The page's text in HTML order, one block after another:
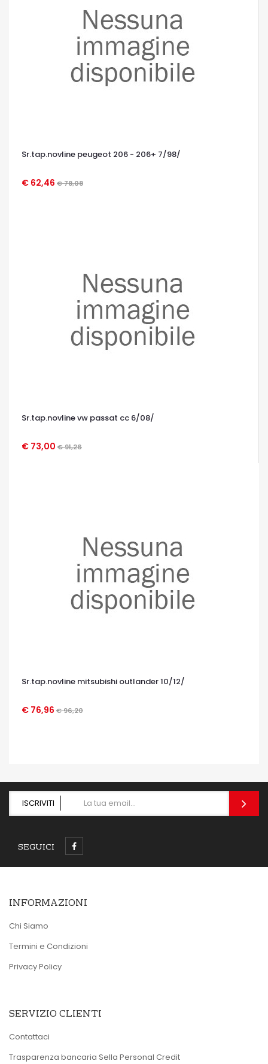
Sr.tap.novline peugeot 206 - 206+ 7/98/
€ 62,46 € 78,08
OCCHIATA VELOCE
Sr.tap.novline vw passat cc 6/08/
€ 73,00 € 91,26
OCCHIATA VELOCE
Sr.tap.novline mitsubishi outlander 10/12/
€ 76,96 € 96,20
OCCHIATA VELOCE
ISCRIVITI
SEGUICI
INFORMAZIONI
Chi Siamo
Termini e Condizioni
Privacy Policy
SERVIZIO CLIENTI
Contattaci
Trasparenza bancaria Sella Personal Credit